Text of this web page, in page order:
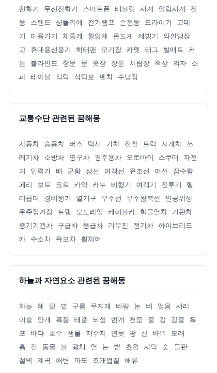
전화기
무선전화기 스마트폰 태블릿 시계 알람시계
전
등
스탠드 샹들리에 전기램프 손전등 드라이기
고데
기
미용기기 체중계 혈압계 온도계 제빙기
와인냉장
고
휴대용선풍기 히터팬 모기장 카펫 러그 발매트
커
튼
블라인드 창문 문 옷장 장롱 서랍장 책상 의자
소
파 테이블 식탁 식탁보 벤치 수납장
교통수단 관련된 꿈해몽
자동차 승용차 버스 택시 기차 전철 트럭 지게차
쓰
레기차
소방차 영구차 경주용차 오토바이 스쿠터
자전
거
인력거 배 군함 상선 여객선 유조선 어선
잠수함
페리
보트 요트 카약 카누 비행기 여객기 전투기
헬
리콥터
경비행기 열기구 우주선 우주왕복선
인공위성
우주정거장
트램 모노레일 케이블카 화물열차
기관차
증기기관차
구급차 응급차 리무진 전기차 하이브리드
카
수소차 유모차 휠체어
하늘과 자연요소 관련된 꿈해몽
하늘 해 달 별 구름 무지개 바람 눈 비 얼음
서리
이슬
안개 폭풍 태풍 뇌성 번개 천둥 물 강 강물
폭
포
바다 호수 샘물 저수지 연못 땅 산 바위
모래
흙
길 동굴 불 광채 열 논 밭 초원 사막 숲
들판
절벽
계곡 해변 파도 조개껍질 해류